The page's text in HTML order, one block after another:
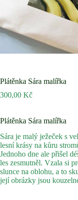
Plátěnka Sára malířka
300,00 Kč
Plátěnka Sára malířka
Sára je malý ježeček s
lesní krásy na kůru
Jednoho dne ale přišel
les zesmutněl. Vzala si
slunce na oblohu, a to
její obrázky jsou